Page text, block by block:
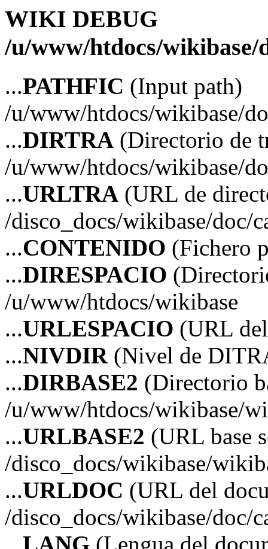
WIKI DEBUG
/u/www/htdocs/
...PATHFIC (Input path)
/u/www/htdocs/wikibase/
...DIRTRA (Directorio de
/u/www/htdocs/wikibase/
...URLTRA (URL de
/disco_docs/wikibase/doc/
...CONTENIDO (Fichero
...DIRESPACIO
/u/www/htdocs/wikibase
...URLESPACIO (URL
...NIVDIR(Nivel de
...DIRBASE2 (Directorio
/u/www/htdocs/wikibase/
...URLBASE2 (URL base
/disco_docs/wikibase/
...URLDOC (URL del
/disco_docs/wikibase/doc/
...LANG (Lengua del